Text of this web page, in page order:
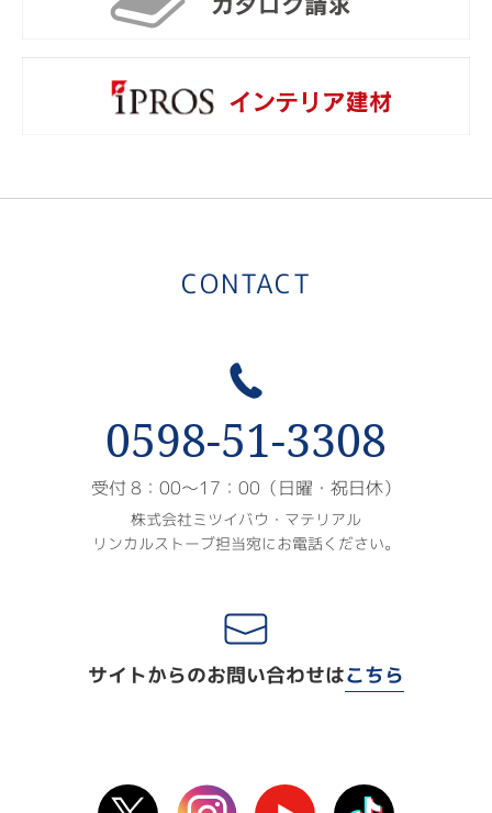
CONTACT
0598-51-3308
受付 8：00〜17：00（日曜・祝日休）
株式会社ミツイバウ・マテリアル
リンカルストーブ担当宛にお電話ください。
サイトからのお問い合わせはこちら
X(Twitter) instagram Youtube